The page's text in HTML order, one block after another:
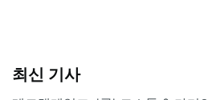
최신 기사